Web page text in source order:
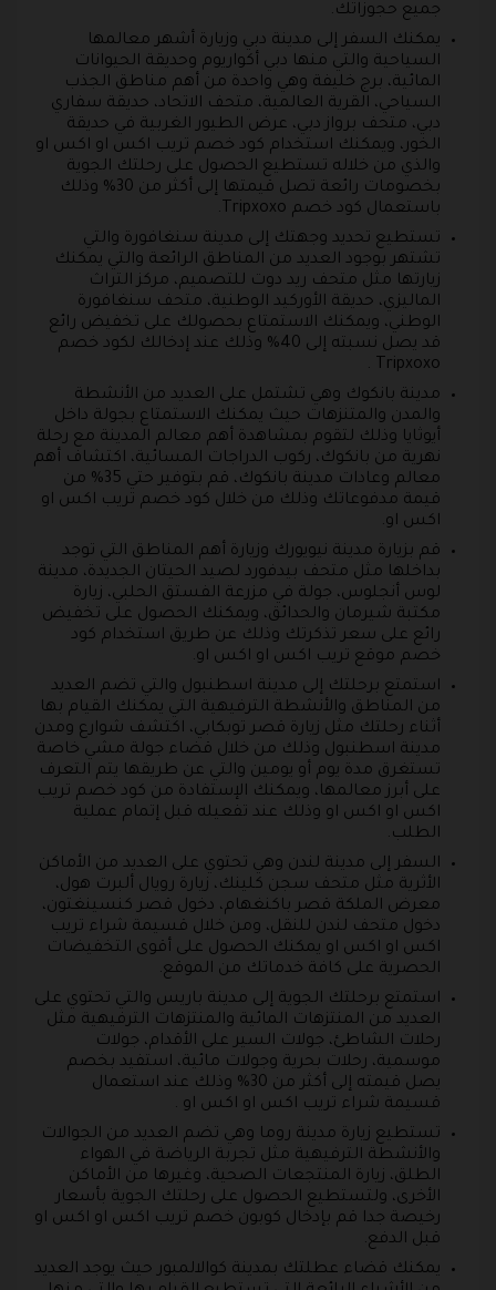
جميع حجوزاتك.
يمكنك السفر إلى مدينة دبي وزيارة أشهر معالمها
السياحية والتي منها دبي أكواريوم وحديقة الحيوانات
المائية، برج خليفة وهي واحدة من أهم مناطق الجذب
السياحي، القرية العالمية، متحف الاتحاد، حديقة سفاري
دبي، متحف برواز دبي، عرض الطيور الغربية في حديقة
الخور، ويمكنك استخدام كود خصم تريب اكس او اكس او
والذي من خلاله تستطيع الحصول على رحلتك الجوية
بخصومات رائعة تصل قيمتها إلى أكثر من 30% وذلك
باستعمال كود خصم Tripxoxo.
تستطيع تحديد وجهتك إلى مدينة سنغافورة والتي
تشتهر بوجود العديد من المناطق الرائعة والتي يمكنك
زيارتها مثل متحف ريد دوت للتصميم، مركز التراث
الماليزي، حديقة الأوركيد الوطنية، متحف سنغافورة
الوطني، ويمكنك الاستمتاع بحصولك على تخفيض رائع
قد يصل نسبته إلى 40% وذلك عند إدخالك لكود خصم
Tripxoxo .
مدينة بانكوك وهي تشتمل على العديد من الأنشطة
والمدن والمتنزهات حيث يمكنك الاستمتاع بجولة داخل
أيوثايا وذلك لتقوم بمشاهدة أهم معالم المدينة مع رحلة
نهرية من بانكوك، ركوب الدراجات المسائية، اكتشاف أهم
معالم وعادات مدينة بانكوك، قم بتوفير حتي 35% من
قيمة مدفوعاتك وذلك من خلال كود خصم تريب اكس او
اكس او.
قم بزيارة مدينة نيويورك وزيارة أهم المناطق التي توجد
بداخلها مثل متحف بيدفورد لصيد الحيتان الجديدة، مدينة
لوس أنجلوس، جولة في مزرعة الفستق الحلبي، زيارة
مكتبة شيرمان والحدائق، ويمكنك الحصول على تخفيض
رائع على سعر تذكرتك وذلك عن طريق استخدام كود
خصم موقع تريب اكس او اكس او.
استمتع برحلتك إلى مدينة اسطنبول والتي تضم العديد
من المناطق والأنشطة الترفيهية التي يمكنك القيام بها
أثناء رحلتك مثل زيارة قصر توبكابي، اكتشف شوارع ومدن
مدينة اسطنبول وذلك من خلال قضاء جولة مشي خاصة
تستغرق مدة يوم أو يومين والتي عن طريقها يتم التعرف
على أبرز معالمها، ويمكنك الإستفادة من كود خصم تريب
اكس او اكس او وذلك عند تفعيله قبل إتمام عملية
الطلب.
السفر إلى مدينة لندن وهي تحتوي على العديد من الأماكن
الأثرية مثل متحف سجن كلينك، زيارة رويال ألبرت هول،
معرض الملكة قصر باكنغهام، دخول قصر كنسينغتون،
دخول متحف لندن للنقل، ومن خلال قسيمة شراء تريب
اكس او اكس او يمكنك الحصول على أقوى التخفيضات
الحصرية على كافة خدماتك من الموقع.
استمتع برحلتك الجوية إلى مدينة باريس والتي تحتوي على
العديد من المنتزهات المائية والمنتزهات الترفيهية مثل
رحلات الشاطئ، جولات السير على الأقدام، جولات
موسمية، رحلات بحرية وجولات مائية، استفيد بخصم
يصل قيمته إلى أكثر من 30% وذلك عند استعمال
قسيمة شراء تريب اكس او اكس او .
تستطيع زيارة مدينة روما وهي تضم العديد من الجوالات
والأنشطة الترفيهية مثل تجربة الرياضة في الهواء
الطلق، زيارة المنتجعات الصحية، وغيرها من الأماكن
الأخرى، ولتستطيع الحصول على رحلتك الجوية بأسعار
رخيصة جدا قم بإدخال كوبون خصم تريب اكس او اكس او
قبل الدفع.
يمكنك قضاء عطلتك بمدينة كوالالمبور حيث يوجد العديد